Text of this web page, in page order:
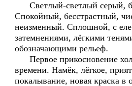
Светлый-светлый серый,
Спокойный, бесстрастный,
неизменный. Сплошной, с
затемнениями, лёгкими
обозначающими рельеф.
Первое прикосновение
времени. Намёк, лёгкое,
покалывание, новая краска